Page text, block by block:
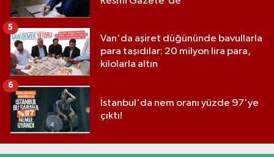
Van'da aşiret düğününde bavullarla
para taşıdılar: 20 milyon lira para,
kilolarla altın
5
İstanbul'da nem oranı yüzde 97'ye
çıktı!
6